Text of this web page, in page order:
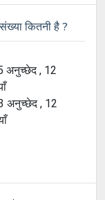
कितनी है ?
अनुच्छेद , 12
अनुच्छेद , 12